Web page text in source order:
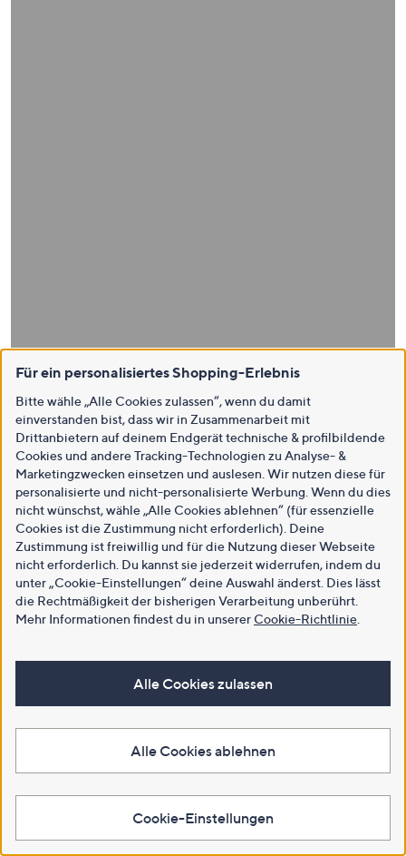
Für ein personalisiertes Shopping-Erlebnis
Bitte wähle „Alle Cookies zulassen“, wenn du damit
einverstanden bist, dass wir in Zusammenarbeit mit
Drittanbietern auf deinem Endgerät technische & profilbildende
Cookies und andere Tracking-Technologien zu Analyse- &
Marketingzwecken einsetzen und auslesen. Wir nutzen diese für
personalisierte und nicht-personalisierte Werbung. Wenn du dies
nicht wünschst, wähle „Alle Cookies ablehnen“ (für essenzielle
Cookies ist die Zustimmung nicht erforderlich). Deine
Zustimmung ist freiwillig und für die Nutzung dieser Webseite
nicht erforderlich. Du kannst sie jederzeit widerrufen, indem du
unter „Cookie-Einstellungen“ deine Auswahl änderst. Dies lässt
die Rechtmäßigkeit der bisherigen Verarbeitung unberührt.
Mehr Informationen findest du in unsererCookie-Richtlinie
Alle Cookies zulassen
Alle Cookies ablehnen
Cookie-Einstellungen